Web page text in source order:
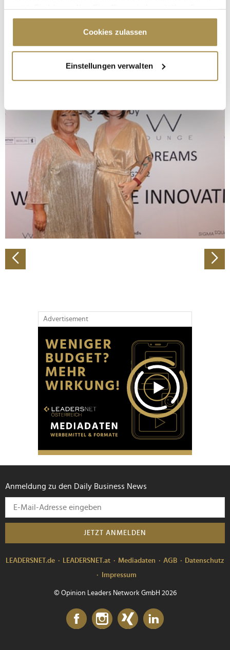
Cookie-Erklärung oder durch Klicken auf das Privacy
Trigger Symbol ändern oder widerrufen
Informationen über Ihre geografische Lage
erfassen, welche bis auf einige Meter genau sein
bestimmten Merkmalen (Fingerprinting) identifizieren
Erfahren Sie mehr darüber, wie Ihre persönlichen Daten
verarbeitet werden, und legen Sie Ihre Präferenzen im
Abschnitt Einzelheitenfest.
Wir verwenden Cookies, um Inhalte und Anzeigen zu
personalisieren, Funktionen für soziale Medien anbieten
zu können und die Zugriffe auf unsere Website zu
analysieren. Außerdem geben wir Informationen zu Ihrer
Verwendung unserer Website an unsere Partner für
Partner führen diese Informationen möglicherweise mit
weiteren Daten zusammen, die Sie ihnen bereitgestellt
Cookies zulassen
Einstellungen verwalten
Advertisement
Anmeldung zu den Daily Business News
JETZT ANMELDEN
LEADERSNET.de LEADERSNET.at Mediadaten AGB
Datenschutz
Impressum
© Opinion Leaders Network GmbH 2026